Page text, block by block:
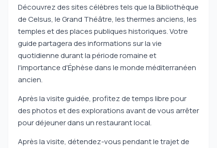
Découvrez des sites célèbres tels que la Bibliothèque
de Celsus, le Grand Théâtre, les thermes anciens, les
temples et des places publiques historiques. Votre
guide partagera des informations sur la vie
quotidienne durant la période romaine et
l'importance d'Éphèse dans le monde méditerranéen
ancien.
Après la visite guidée, profitez de temps libre pour
des photos et des explorations avant de vous arrêter
pour déjeuner dans un restaurant local.
Après la visite, détendez-vous pendant le trajet de